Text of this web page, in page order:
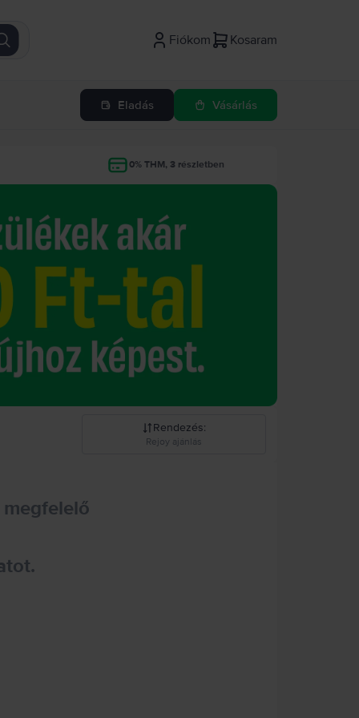
Fiókom Kosaram
Eladás Vásárlás
0% THM, 3 részletben
Rendezés:
Rejoy ajánlás
megfelelő